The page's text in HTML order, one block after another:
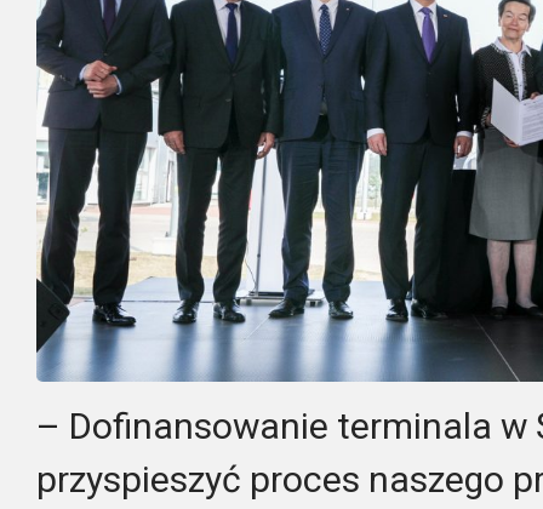
– Dofinansowanie terminala w
przyspieszyć proces naszego